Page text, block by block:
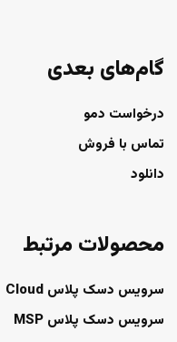
گام‌های بعدی
درخواست دمو
تماس با فروش
دانلود
محصولات مرتبط
سرویس دسک پلاس Cloud
سرویس دسک پلاس MSP